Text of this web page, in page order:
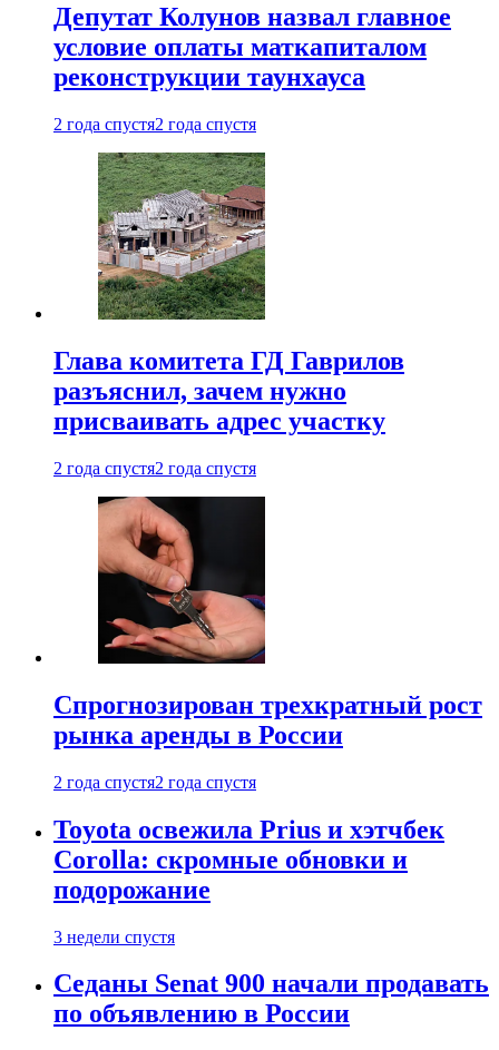
Депутат Колунов назвал главное
условие оплаты маткапиталом
реконструкции таунхауса
2 года спустя2 года спустя
Глава комитета ГД Гаврилов
разъяснил, зачем нужно
присваивать адрес участку
2 года спустя2 года спустя
Спрогнозирован трехкратный рост
рынка аренды в России
2 года спустя2 года спустя
Toyota освежила Prius и хэтчбек
Corolla: скромные обновки и
подорожание
3 недели спустя
Седаны Senat 900 начали продавать
по объявлению в России